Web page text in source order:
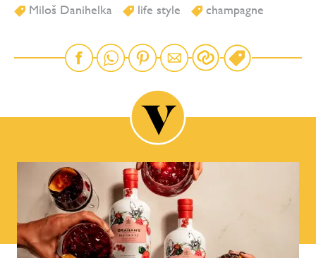
Miloš Danihelka
life style champagne